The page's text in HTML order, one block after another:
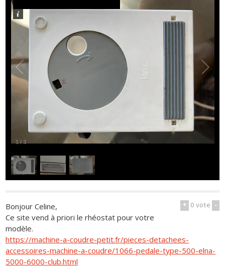
1 /3
+ 0vote -
Bonjour Celine,
Ce site vend à priori le rhéostat pour votre
modèle.
https://machine-a-coudre-petit.fr/pieces-detachees-
accessoires-machine-a-coudre/1066-pedale-type-500-elna-
5000-6000-club.html